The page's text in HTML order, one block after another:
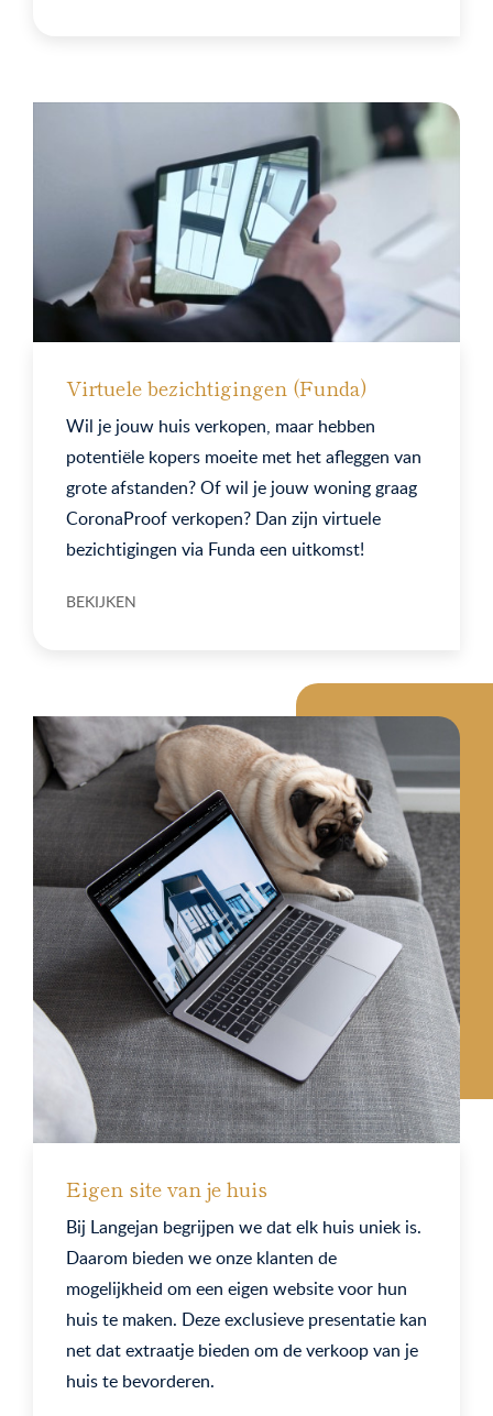
Virtuele bezichtigingen (Funda)
Wil je jouw huis verkopen, maar hebben
potentiële kopers moeite met het afleggen van
grote afstanden? Of wil je jouw woning graag
CoronaProof verkopen? Dan zijn virtuele
bezichtigingen via Funda een uitkomst!
BEKIJKEN
Eigen site van je huis
Bij Langejan begrijpen we dat elk huis uniek is.
Daarom bieden we onze klanten de
mogelijkheid om een eigen website voor hun
huis te maken. Deze exclusieve presentatie kan
net dat extraatje bieden om de verkoop van je
huis te bevorderen.